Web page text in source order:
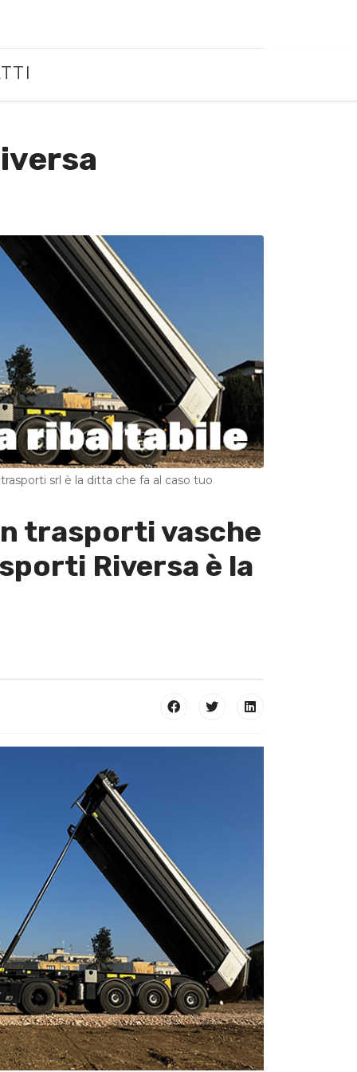
srl è la ditta che fa al caso tuo
trasporti vasche
Riversa è la